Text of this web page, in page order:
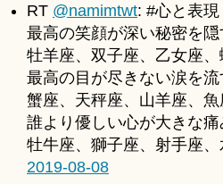
RT @namimtwt: #心と表
最高の笑顔が深い秘密を隠
牡羊座、双子座、乙女座、
最高の目が尽きない涙を流
蟹座、天秤座、山羊座、魚
誰より優しい心が大きな痛
牡牛座、獅子座、射手座、
2019-08-08